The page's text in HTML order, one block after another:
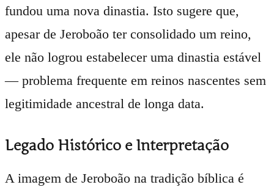
fundou uma nova dinastia. Isto sugere que,
apesar de Jeroboão ter consolidado um reino,
ele não logrou estabelecer uma dinastia estável
— problema frequente em reinos nascentes sem
legitimidade ancestral de longa data.
Legado Histórico e Interpretação
A imagem de Jeroboão na tradição bíblica é